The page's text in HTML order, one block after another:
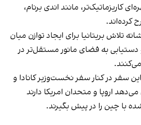
کاریزماتیک‌تر، مانند اندی برنام،
کرده‌اند.
تلاش بریتانیا برای ایجاد توازن میان
دستیابی به فضای مانور مستقل‌تر در
این سفر در کنار سفر نخست‌وزیر کانادا و
اروپا و متحدان امریکا دارند
با چین را در پیش بگیرند.